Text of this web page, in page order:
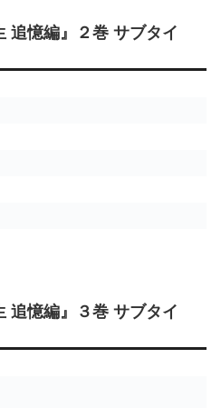
追憶編』２巻 サブタイ
追憶編』３巻 サブタイ